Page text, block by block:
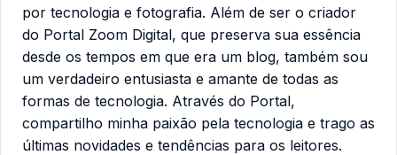
por tecnologia e fotografia. Além de ser o criador
do Portal Zoom Digital, que preserva sua essência
desde os tempos em que era um blog, também sou
um verdadeiro entusiasta e amante de todas as
formas de tecnologia. Através do Portal,
compartilho minha paixão pela tecnologia e trago as
últimas novidades e tendências para os leitores.